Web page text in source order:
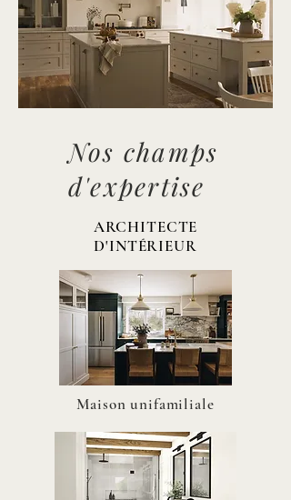
Nos champs
d'expertise
ARCHITECTE
D'INTÉRIEUR
Maison unifamiliale